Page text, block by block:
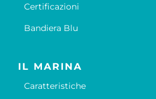
Certificazioni
Bandiera Blu
IL MARINA
Caratteristiche